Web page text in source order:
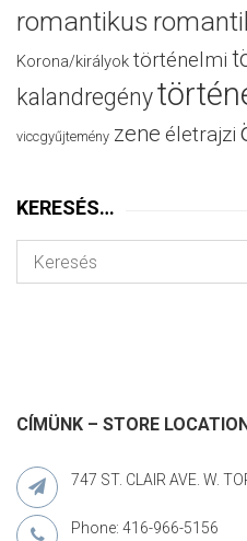
romantikus
Korona/királyok történelmi
kalandregény
viccgyűjtemény zene életrajzi
KERESÉS…
CÍMÜNK – STORE LOCATION
747 ST. CLAIR AVE. W.
Phone: 416-966-5156